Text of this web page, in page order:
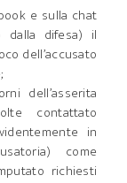
e sulla chat
dalla difesa) il
dell’accusato
dell’asserita
contattato
in
come
richiesti